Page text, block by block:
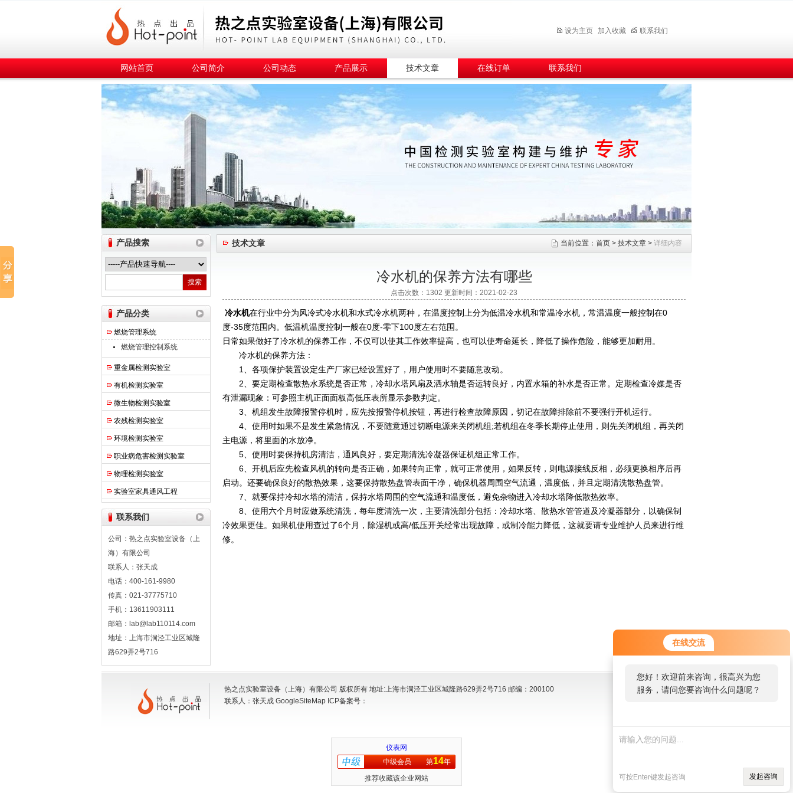
在线交流
您好！欢迎前来咨询，很高兴为您
服务，请问您要咨询什么问题呢？
可按Enter键发起咨询 发起咨询
热之点实验室设备（上海）有限公司
设为主页 加入收藏 联系我们
网站首页 公司简介 公司动态 产品展示 技术文章 在线订单 联系我们
产品搜索
产品分类
燃烧管理系统
燃烧管理控制系统
重金属检测实验室
有机检测实验室
微生物检测实验室
农残检测实验室
环境检测实验室
职业病危害检测实验室
物理检测实验室
实验室家具通风工程
联系我们
公司：热之点实验室设备（上
海）有限公司
联系人：张天成
电话：400-161-9980
传真：021-37775710
手机：13611903111
邮箱：lab@lab110114.com
地址：上海市洞泾工业区城隆
路629弄2号716
技术文章 当前位置： 首页 > 技术文章 > 详细内容
冷水机的保养方法有哪些
点击次数：1302 更新时间：2021-02-23
冷水机在行业中分为风冷式冷水机和水式冷水机两种，在温度控制上分为低温冷水机和常温冷水机，常温温度一般控制在0
度-35度范围内。低温机温度控制一般在0度-零下100度左右范围。
日常如果做好了冷水机的保养工作，不仅可以使其工作效率提高，也可以使寿命延长，降低了操作危险，能够更加耐用。
冷水机的保养方法：
1、各项保护装置设定生产厂家已经设置好了，用户使用时不要随意改动。
2、要定期检查散热水系统是否正常，冷却水塔风扇及洒水轴是否运转良好，内置水箱的补水是否正常。定期检查冷媒是否
有泄漏现象：可参照主机正面面板高低压表所显示参数判定。
3、机组发生故障报警停机时，应先按报警停机按钮，再进行检查故障原因，切记在故障排除前不要强行开机运行。
4、使用时如果不是发生紧急情况，不要随意通过切断电源来关闭机组;若机组在冬季长期停止使用，则先关闭机组，再关闭
主电源，将里面的水放净。
5、使用时要保持机房清洁，通风良好，要定期清洗冷凝器保证机组正常工作。
6、开机后应先检查风机的转向是否正确，如果转向正常，就可正常使用，如果反转，则电源接线反相，必须更换相序后再
启动。还要确保良好的散热效果，这要保持散热盘管表面干净，确保机器周围空气流通，温度低，并且定期清洗散热盘管。
7、就要保持冷却水塔的清洁，保持水塔周围的空气流通和温度低，避免杂物进入冷却水塔降低散热效率。
8、使用六个月时应做系统清洗，每年度清洗一次，主要清洗部分包括：冷却水塔、散热水管管道及冷凝器部分，以确保制
冷效果更佳。如果机使用查过了6个月，除湿机或高/低压开关经常出现故障，或制冷能力降低，这就要请专业维护人员来进行维
修。
热之点实验室设备（上海）有限公司 版权所有 地址:上海市洞泾工业区城隆路629弄2号716 邮编：200100
联系人：张天成 GoogleSiteMap ICP备案号：
仪表网
中级会员
第14年
推荐收藏该企业网站